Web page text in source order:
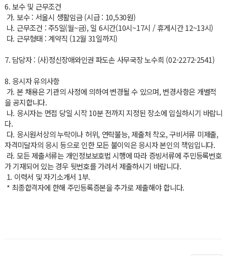
6. 보수 및 근무조건
가. 보수 : 서울시 생활임금 (시급 : 10,530원)
나. 근무조건 : 주5일(월~금), 일 6시간(10시~17시 / 휴게시간 12~13시)
다. 근무형태 : 계약직 (12월 31일까지)
7. 담당자 : (사)정신장애와인권 파도손 사무국장 노수희 (02-2272-2541)
8. 응시자 유의사항
가. 본 채용은 기관의 사정에 의하여 변경될 수 있으며, 변경사항은 개별적
을 공지합니다.
나. 응시자는 면접 당일 시작 10분 전까지 지정된 장소에 입실하시기 바랍니
다.
다. 응시원서상의 누락이나 허위, 연락불능, 제출처 착오, 구비서류 미제출,
자격미달자의 응시 등으로 인한 모든 불이익은 응시자 본인의 책임입니다.
라. 모든 제출서류는 개인정보보호법 시행에 따라 증빙서류에 주민등록번호
가 기재되어 있는 경우 뒷번호를 가려서 제출하시기 바랍니다.
1. 이력서 및 자기소개서 1부.
* 최종합격자에 한해 주민등록증본을 추가로 제출해야 합니다.